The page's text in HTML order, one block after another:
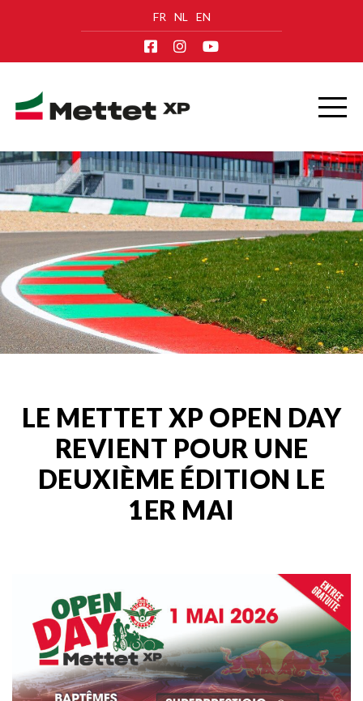
FR NL EN
LE METTET XP OPEN DAY
REVIENT POUR UNE
DEUXIÈME ÉDITION LE
1ER MAI